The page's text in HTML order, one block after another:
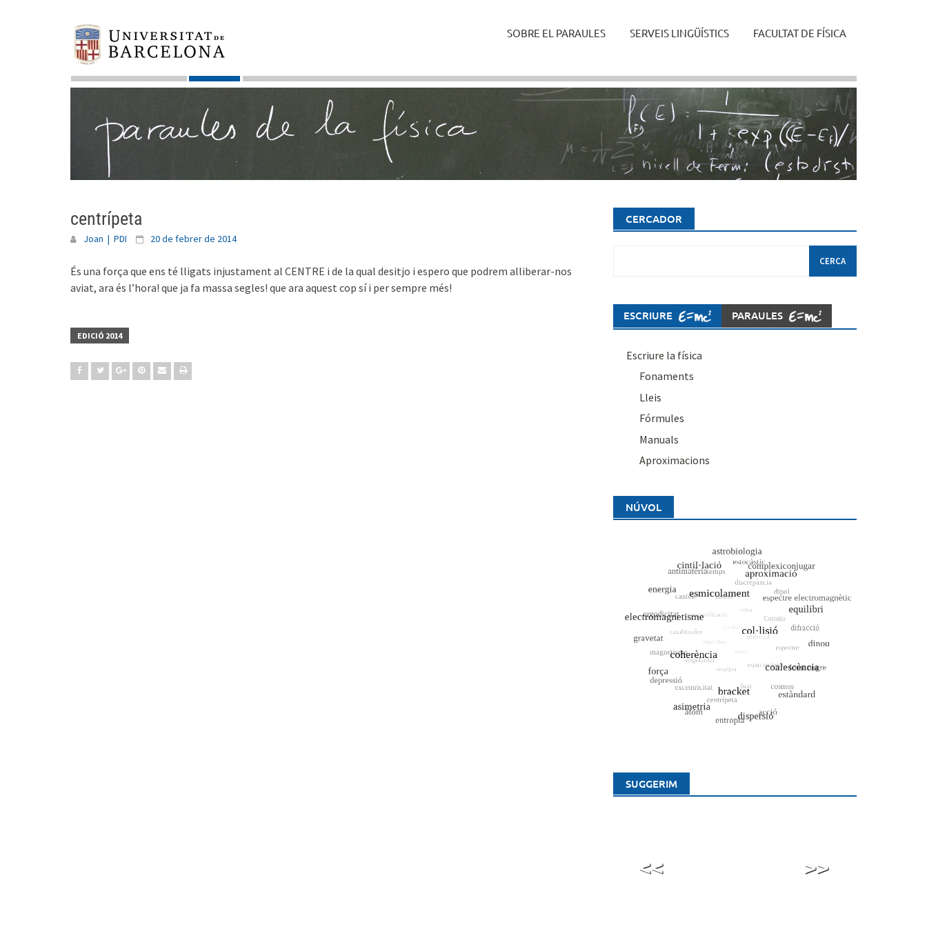
FACULTAT DE FÍSICA
SERVEIS LINGÜÍSTICS
SOBRE EL PARAULES
centrípeta
Joan | PDI 20 de febrer de 2014
És una força que ens té lligats injustament al CENTRE i de la qual desitjo i espero que podrem alliberar-nos
aviat, ara és l’hora! que ja fa massa segles! que ara aquest cop sí i per sempre més!
EDICIÓ 2014
CERCADOR
ESCRIURE PARAULES
Escriure la física
Fonaments
Lleis
Fórmules
Manuals
Aproximacions
NÚVOL
SUGGERIM
<< >>